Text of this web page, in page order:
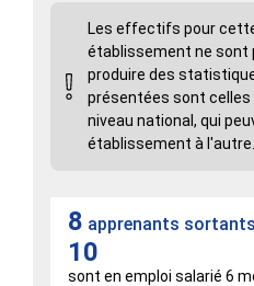
Les effectifs pour
établissement ne sont
produire des
présentées sont
niveau national, qui
établissement à l'autre.
8 apprenants
10
sont en emploi salarié 6